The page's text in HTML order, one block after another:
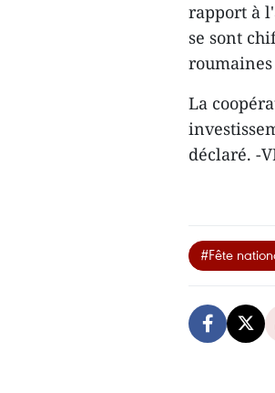
rapport à
se sont
La
déclaré. -
#Fête